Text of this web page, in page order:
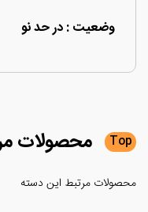
وضعیت : در حد نو
محصولاتمرتبط
مرتبط این دسته